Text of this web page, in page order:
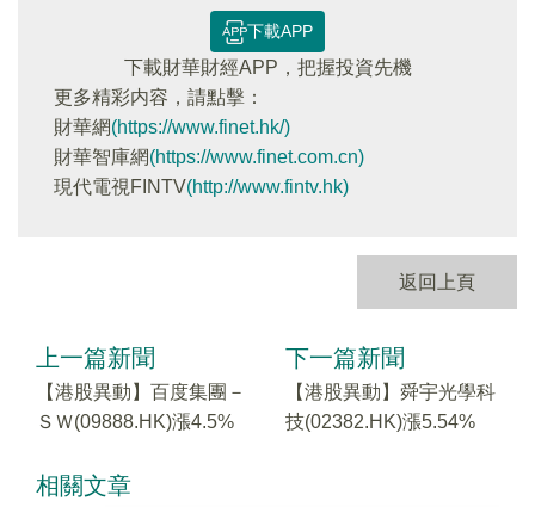
下載APP
下載財華財經APP，把握投資先機
更多精彩内容，請點擊：
財華網(https://www.finet.hk/)
財華智庫網(https://www.finet.com.cn)
現代電視FINTV(http://www.fintv.hk)
返回上頁
上一篇新聞
【港股異動】百度集團－
ＳＷ(09888.HK)漲4.5%
下一篇新聞
【港股異動】舜宇光學科
技(02382.HK)漲5.54%
相關文章